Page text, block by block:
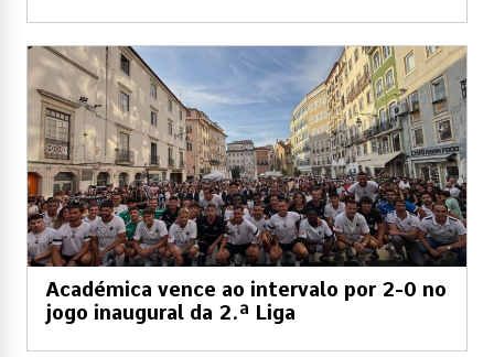
Académica vence ao intervalo por 2-0 no
jogo inaugural da 2.ª Liga